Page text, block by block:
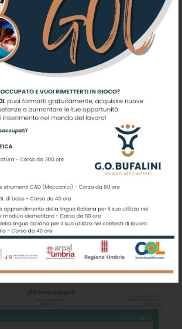
alimentare dei ragazzi
patologie croniche e abitudini
sul futuro sistema
l’attenzione dedicata agli
è fondamentale per la dignità della
Lab si configura quindi come un vero
dove lo sport, il mangiar bene e
terra diventano i pilastri di una
a Città di Castello e nei comuni
come il volontariato possa
di un cambiamento concreto e
link:
alimentazione-al-
food-lab-alla-bufalini/